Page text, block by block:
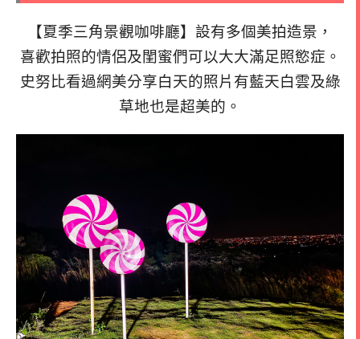
【夏季三角景觀咖啡廳】設有多個美拍造景，
喜歡拍照的情侶及閨蜜們可以大大滿足照慾症。
史努比看過網美分享白天的照片有藍天白雲及綠
草地也是超美的。